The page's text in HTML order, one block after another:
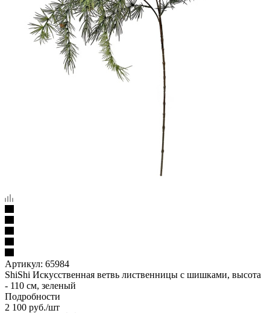
Артикул: 65984
ShiShi Искусственная ветвь лиственницы с шишками, высота
- 110 см, зеленый
Подробности
2 100 руб./шт